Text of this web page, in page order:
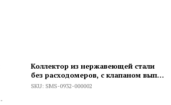
Коллектор из нержавеющей стали
без расходомеров, с клапаном вып.
воздуха и сливом 2 вых.
SKU: SMS-0932-000002